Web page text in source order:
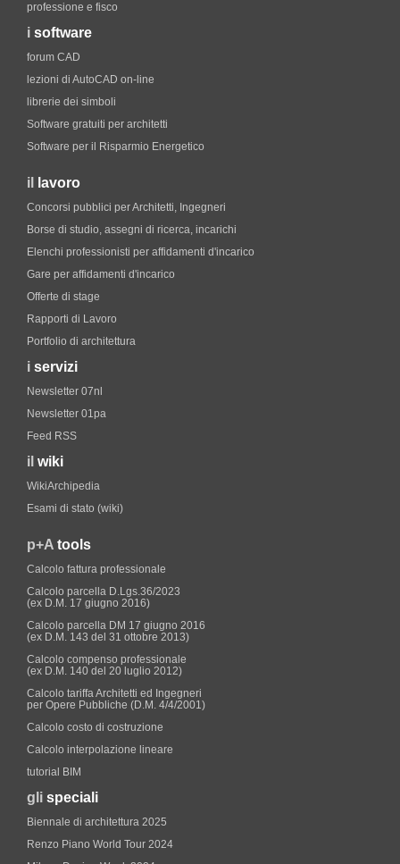
professione e fisco
i software
forum CAD
lezioni di AutoCAD on-line
librerie dei simboli
Software gratuiti per architetti
Software per il Risparmio Energetico
il lavoro
Concorsi pubblici per Architetti, Ingegneri
Borse di studio, assegni di ricerca, incarichi
Elenchi professionisti per affidamenti d'incarico
Gare per affidamenti d'incarico
Offerte di stage
Rapporti di Lavoro
Portfolio di architettura
i servizi
Newsletter 07nl
Newsletter 01pa
Feed RSS
il wiki
WikiArchipedia
Esami di stato (wiki)
p+A tools
Calcolo fattura professionale
Calcolo parcella D.Lgs.36/2023
(ex D.M. 17 giugno 2016)
Calcolo parcella DM 17 giugno 2016
(ex D.M. 143 del 31 ottobre 2013)
Calcolo compenso professionale
(ex D.M. 140 del 20 luglio 2012)
Calcolo tariffa Architetti ed Ingegneri
per Opere Pubbliche (D.M. 4/4/2001)
Calcolo costo di costruzione
Calcolo interpolazione lineare
tutorial BIM
gli speciali
Biennale di architettura 2025
Renzo Piano World Tour 2024